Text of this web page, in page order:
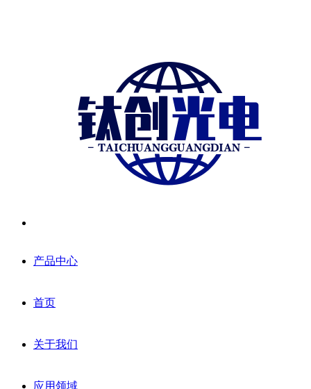
产品中心
首页
关于我们
应用领域